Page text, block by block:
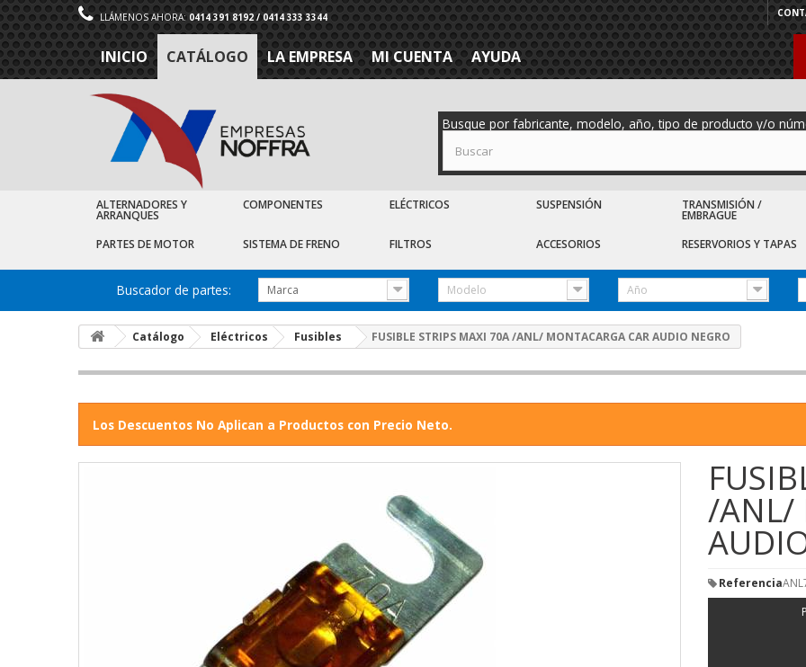
LLÁMENOS AHORA: 0414 391 8192 / 0414 333 3344
INICIO CATÁLOGO LA EMPRESA MI CUENTA AYUDA
Busque por fabricante, modelo, año, tipo de producto y/o
ALTERNADORES Y
ARRANQUES
COMPONENTES ELÉCTRICOS SUSPENSIÓN TRANSMISIÓN /
EMBRAGUE
PARTES DE MOTOR SISTEMA DE FRENO FILTROS ACCESORIOS RESERVORIOS Y TAPAS
Buscador de partes: Marca Modelo Año
Catálogo Eléctricos Fusibles FUSIBLE STRIPS MAXI 70A /ANL/ MONTACARGA CAR AUDIO NEGRO
Los Descuentos No Aplican a Productos con Precio Neto.
/ANL/
Referencia